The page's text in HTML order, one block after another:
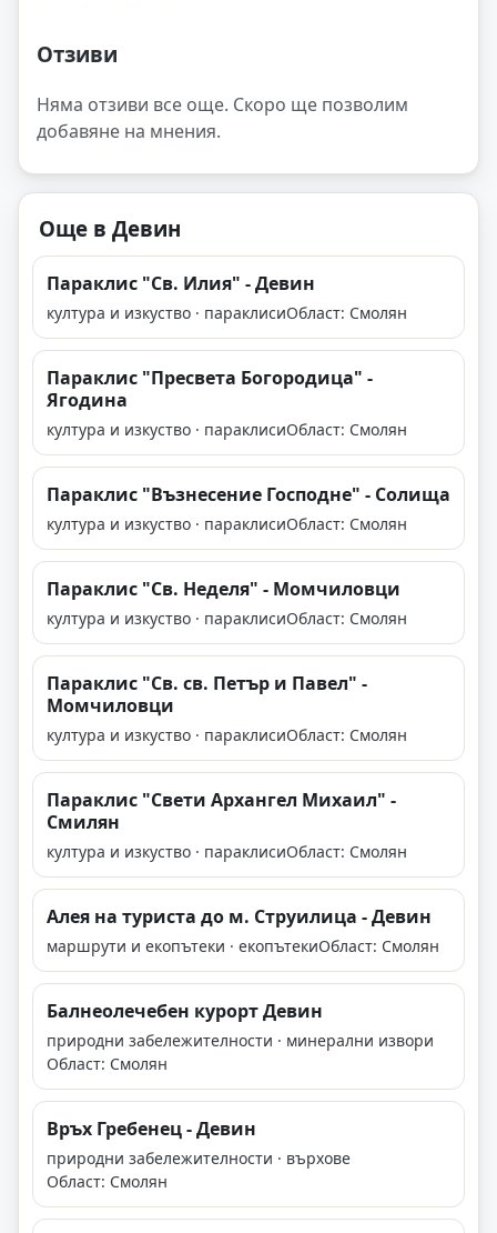
Отзиви
Няма отзиви все още. Скоро ще позволим
добавяне на мнения.
Още в Девин
Параклис "Св. Илия" - Девин
култура и изкуство · параклисиОбласт: Смолян
Параклис "Пресвета Богородица" -
Ягодина
култура и изкуство · параклисиОбласт: Смолян
Параклис "Възнесение Господне" - Солища
култура и изкуство · параклисиОбласт: Смолян
Параклис "Св. Неделя" - Момчиловци
култура и изкуство · параклисиОбласт: Смолян
Параклис "Св. св. Петър и Павел" -
Момчиловци
култура и изкуство · параклисиОбласт: Смолян
Параклис "Свети Архангел Михаил" -
Смилян
култура и изкуство · параклисиОбласт: Смолян
Алея на туриста до м. Струилица - Девин
маршрути и екопътеки · екопътекиОбласт: Смолян
Балнеолечебен курорт Девин
природни забележителности · минерални извори
Област: Смолян
Връх Гребенец - Девин
природни забележителности · върхове
Област: Смолян